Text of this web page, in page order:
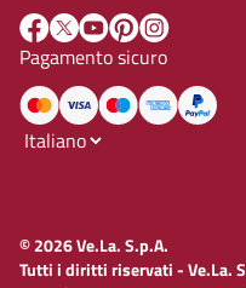
Pagamento sicuro
© 2026 Ve.La. S.p.A.
Tutti i diritti riservati - Ve.La.